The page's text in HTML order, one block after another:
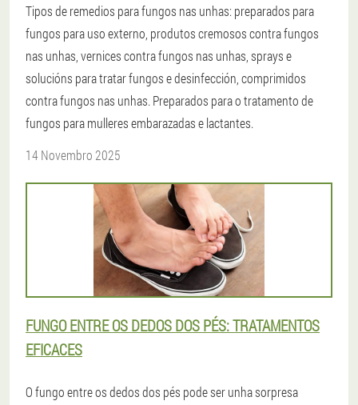
Tipos de remedios para fungos nas unhas: preparados para
fungos para uso externo, produtos cremosos contra fungos
nas unhas, vernices contra fungos nas unhas, sprays e
solucións para tratar fungos e desinfección, comprimidos
contra fungos nas unhas. Preparados para o tratamento de
fungos para mulleres embarazadas e lactantes.
14 Novembro 2025
FUNGO ENTRE OS DEDOS DOS PÉS: TRATAMENTOS
EFICACES
O fungo entre os dedos dos pés pode ser unha sorpresa